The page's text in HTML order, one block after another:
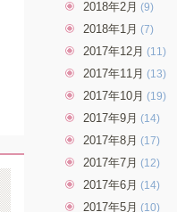
2018年2月 (9)
2018年1月 (7)
2017年12月 (11)
2017年11月 (13)
2017年10月 (19)
2017年9月 (14)
2017年8月 (17)
2017年7月 (12)
2017年6月 (14)
2017年5月 (10)